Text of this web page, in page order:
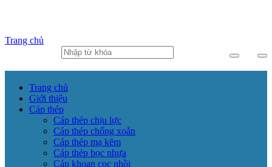
Trang chủ
Trang chủ
Giới thiệu
Cáp thép
Cáp thép chịu lực
Cáp thép chống xoắn
Cáp thép mạ kẽm
Cáp thép bọc nhựa
Cáp khoan cọc nhồi